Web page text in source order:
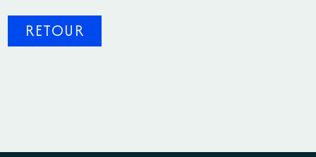
RETOUR